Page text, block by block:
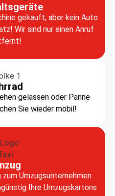
gekauft, aber kein Auto
Wir sind nur einen Anruf
gelassen oder Panne
Sie wieder mobil!
Umzugsunternehmen
Ihre Umzugskartons